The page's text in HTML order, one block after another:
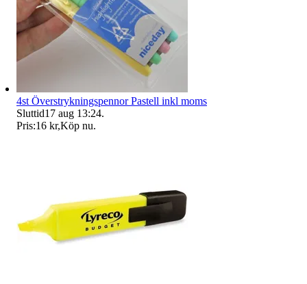
4st Överstrykningspennor Pastell inkl moms
Sluttid17 aug 13:24.
Pris:16 kr,Köp nu.